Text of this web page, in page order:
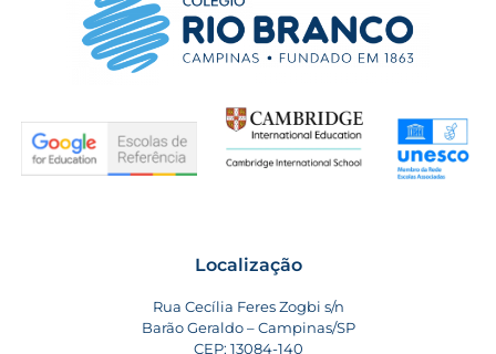
Localização
Rua Cecília Feres Zogbi s/n
Barão Geraldo – Campinas/SP
CEP: 13084-140